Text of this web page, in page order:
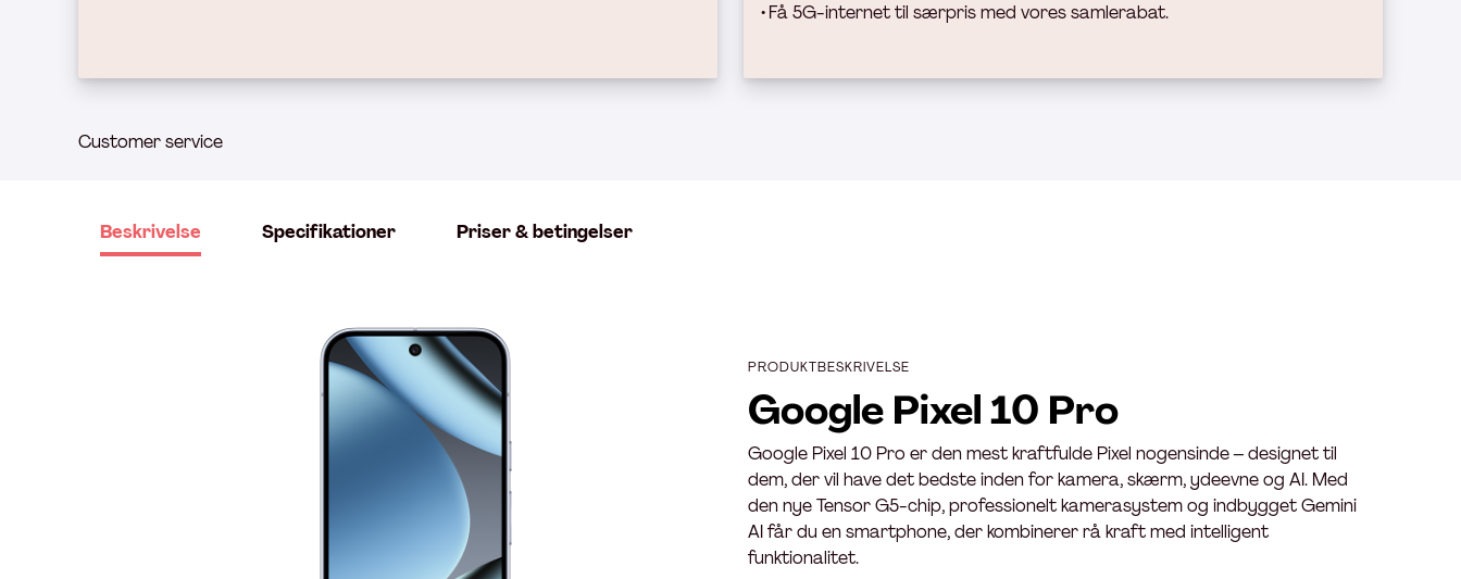
• Få 5G-internet til særpris med vores samlerabat.
Customer service
Beskrivelse Specifikationer Priser & betingelser
PRODUKTBESKRIVELSE
Google Pixel 10 Pro
Google Pixel 10 Pro er den mest kraftfulde Pixel nogensinde – designet til
dem, der vil have det bedste inden for kamera, skærm, ydeevne og AI. Med
den nye Tensor G5-chip, professionelt kamerasystem og indbygget Gemini
AI får du en smartphone, der kombinerer rå kraft med intelligent
funktionalitet.